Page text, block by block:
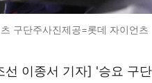
구단주사진제공=롯데 자이언츠
선 이종서 기자] '승요 구